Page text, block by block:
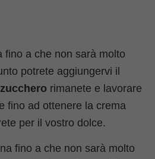
fino a che non sarà molto
potrete aggiungervi il
zucchero rimanete e lavorare
fino ad ottenere la crema
per il vostro dolce.